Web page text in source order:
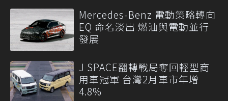
Mercedes-Benz 電動策略轉向
EQ 命名淡出 燃油與電動並行
發展
J SPACE翻轉戰局奪回輕型商
用車冠軍 台灣2月車市年增
4.8%